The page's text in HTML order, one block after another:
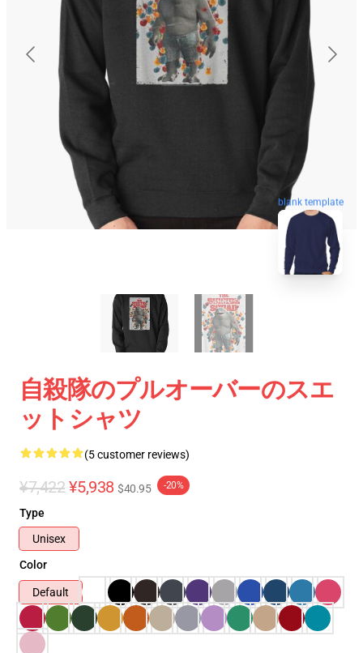
blank template
自殺隊のプルオーバーのスエ
ットシャツ
(5 customer reviews)
¥7,422 ¥5,938 $40.95 -20%
Type
Unisex
Color
Default